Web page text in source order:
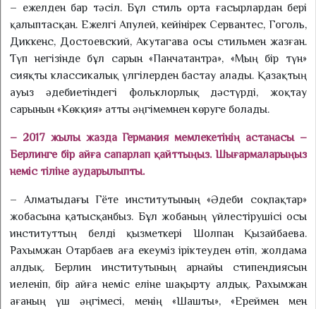
– ежелден бар тәсіл. Бұл стиль орта ғасырлардан бері
қалыптасқан. Ежелгі Апулей, кейінірек Сервантес, Гоголь,
Диккенс, Достоевский, Акутагава осы стильмен жазған.
Түп негізінде бұл сарын «Панчатантра», «Мың бір түн»
сияқты классикалық үлгілерден бастау алады. Қазақтың
ауыз әде­бие­тіндегі фольклорлық дәстүрді, жоқтау
сарынын «Көкқия» атты әңгімемнен көруге болады.
– 2017 жылы жазда Германия мемлекетінің астанасы –
Берлинге бір айға сапарлап қайттыңыз. Шығармаларыңыз
неміс тіліне аударылыпты.
– Алматыдағы Гёте инсти­ту­тының «Әдеби соқпақтар»
жобасына қатысқанбыз. Бұл жобаның үйлестірушісі осы
институттың белді қызметкері Шолпан Қы­зай­баева.
Рахымжан Отарбаев аға екеуміз іріктеуден өтіп, жолдама
алдық. Берлин институ­тының арнайы стипендиясын
иеленіп, бір айға неміс еліне шақырту алдық. Рахымжан
аға­ның үш әңгімесі, менің «Шашты», «Ереймен мен